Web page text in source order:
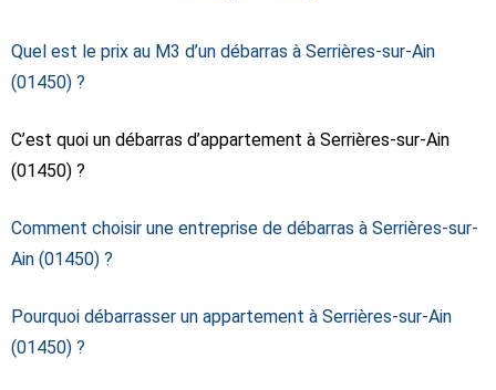
Quel est le prix au M3 d’un débarras à Serrières-sur-Ain
(01450) ?
C’est quoi un débarras d’appartement à Serrières-sur-Ain
(01450) ?
Comment choisir une entreprise de débarras à Serrières-sur-
Ain (01450) ?
Pourquoi débarrasser un appartement à Serrières-sur-Ain
(01450) ?